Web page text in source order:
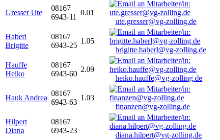
Gresser Ute
08167
6943-11
0.01
ute.gresser@vg-zolling.de
Haberl
Brigitte
08167
6943-25
1.05
brigitte.haberl@vg-zolling.de
Hauffe
Heiko
08167
6943-60
2.09
heiko.hauffe@vg-zolling.de
Hauk Andrea
08167
6943-63
1.03
finanzen@vg-zolling.de
Hilpert
Diana
08167
6943-23
diana.hilpert@vg-zolling.de